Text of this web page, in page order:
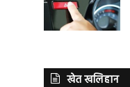
खेत खलिहान